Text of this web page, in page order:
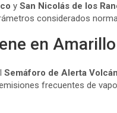
y San Nicolás de los
considerados
en
Semáforo de Alerta
frecuentes de